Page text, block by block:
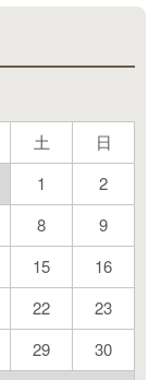
土 日
1
2
8
9
15
16
22
23
29
30